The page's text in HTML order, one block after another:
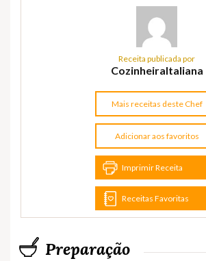
Receita publicada por
CozinheiraItaliana
Mais receitas deste Chef
Adicionar aos favoritos
Imprimir Receita
Receitas Favoritas
Preparação